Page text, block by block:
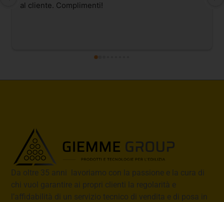
al cliente. Complimenti!
Da oltre 35 anni lavoriamo con la passione e la cura di
chi vuol garantire ai propri clienti la regolarità e
l’affidabilità di un servizio tecnico di vendita e di posa in